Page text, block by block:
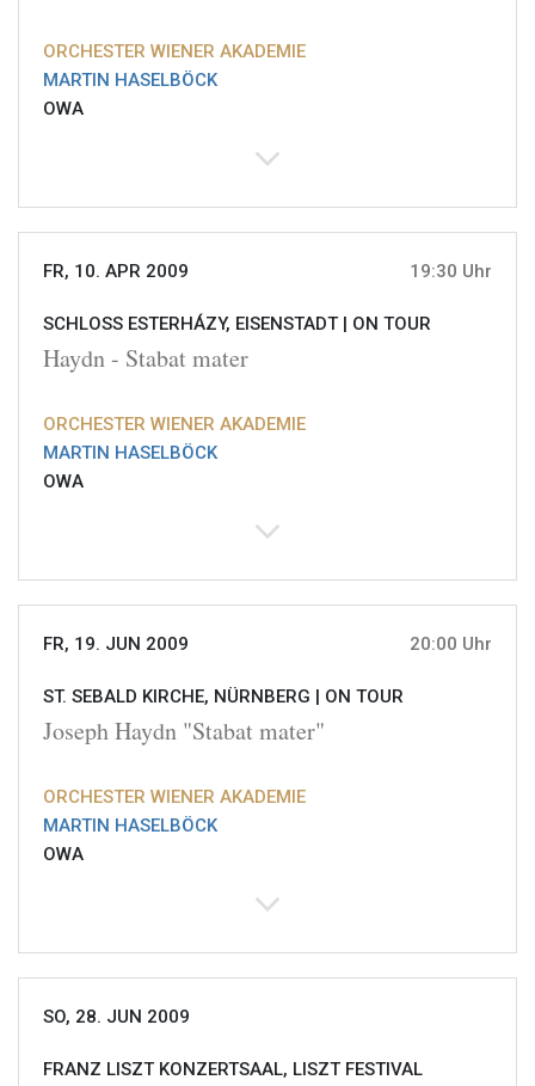
ORCHESTER WIENER AKADEMIE
MARTIN HASELBÖCK
OWA
FR, 10. APR 2009 19:30 Uhr
SCHLOSS ESTERHÁZY, EISENSTADT | ON TOUR
Haydn - Stabat mater
ORCHESTER WIENER AKADEMIE
MARTIN HASELBÖCK
OWA
FR, 19. JUN 2009 20:00 Uhr
ST. SEBALD KIRCHE, NÜRNBERG | ON TOUR
Joseph Haydn "Stabat mater"
ORCHESTER WIENER AKADEMIE
MARTIN HASELBÖCK
OWA
SO, 28. JUN 2009
FRANZ LISZT KONZERTSAAL, LISZT FESTIVAL